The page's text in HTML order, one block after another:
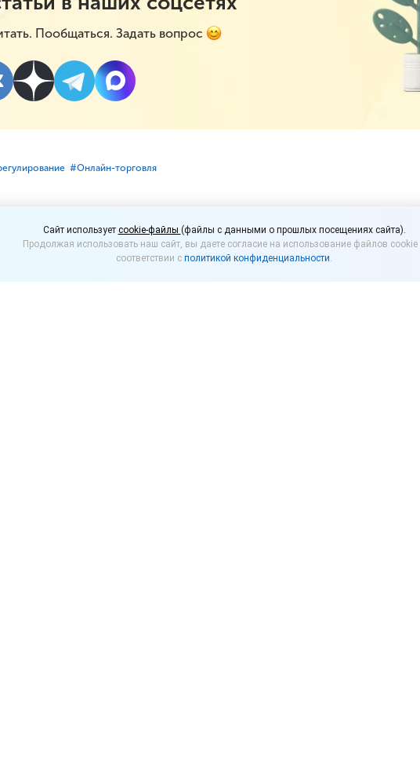
Пообщаться. Задать вопрос
#⁣Онлайн-торговля
алкоголя и
в 2027 году
Cайт использует cookie-файлы (файлы с данными о прошлых посещениях сайта).
Продолжая использовать наш сайт, вы даете согласие на использование файлов cookie
соответствии с политикой конфиденциальности.